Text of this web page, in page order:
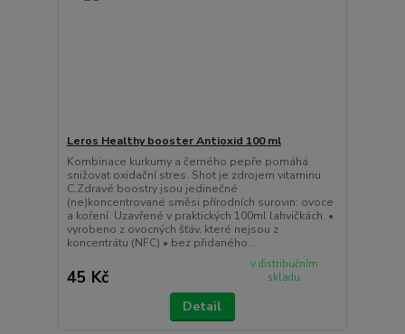
Leros Healthy booster Antioxid 100 ml
Kombinace kurkumy a černého pepře pomáhá
snižovat oxidační stres. Shot je zdrojem vitaminu
C.Zdravé boostry jsou jedinečné
(ne)koncentrované směsi přírodních surovin: ovoce
a koření. Uzavřené v praktických 100ml lahvičkách. •
vyrobeno z ovocných šťáv, které nejsou z
koncentrátu (NFC) • bez přidaného...
45 Kč
v distribučním
skladu
Detail